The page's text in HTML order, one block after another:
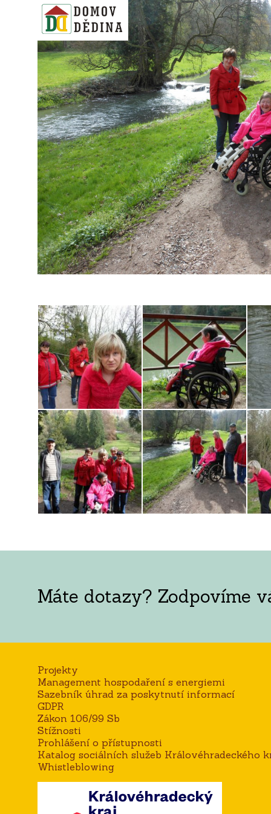
Máte dotazy? Zodpovíme
Projekty
Management hospodaření s energiemi
Sazebník úhrad za poskytnutí informací
GDPR
Zákon 106/99 Sb
Stížnosti
Prohlášení o přístupnosti
Katalog sociálních služeb Královéhradeckého
Whistleblowing